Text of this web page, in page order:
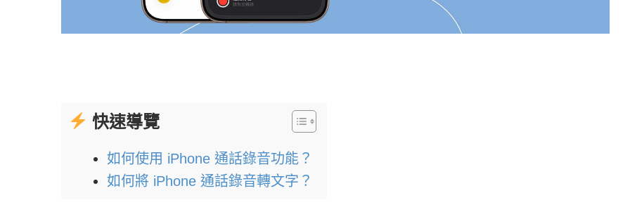
快速導覽
如何使用 iPhone 通話錄音功能？
如何將 iPhone 通話錄音轉文字？